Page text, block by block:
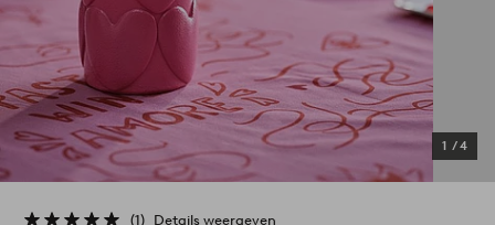
1 /4
1 Details weergeven